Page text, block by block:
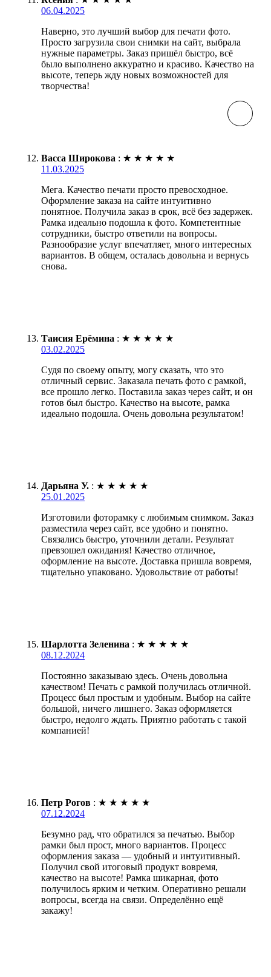
06.04.2025
Наверно, это лучший выбор для печати фото.
Просто загрузила свои снимки на сайт, выбрала
нужные параметры. Заказ пришёл быстро, всё
было выполнено аккуратно и красиво. Качество на
высоте, теперь жду новых возможностей для
творчества!
Васса Широкова : ★ ★ ★ ★ ★
11.03.2025
Мега. Качество печати просто превосходное.
Оформление заказа на сайте интуитивно
понятное. Получила заказ в срок, всё без задержек.
Рамка идеально подошла к фото. Компетентные
сотрудники, быстро ответили на вопросы.
Разнообразие услуг впечатляет, много интересных
вариантов. В общем, осталась довольна и вернусь
снова.
Таисия Ерёмина : ★ ★ ★ ★ ★
03.02.2025
Судя по своему опыту, могу сказать, что это
отличный сервис. Заказала печать фото с рамкой,
все прошло легко. Поставила заказ через сайт, и он
готов был быстро. Качество на высоте, рамка
идеально подошла. Очень довольна результатом!
Дарьяна У. : ★ ★ ★ ★ ★
25.01.2025
Изготовили фоторамку с любимым снимком. Заказ
разместила через сайт, все удобно и понятно.
Связались быстро, уточнили детали. Результат
превзошел ожидания! Качество отличное,
оформление на высоте. Доставка пришла вовремя,
тщательно упаковано. Удовольствие от работы!
Шарлотта Зеленина : ★ ★ ★ ★ ★
08.12.2024
Постоянно заказываю здесь. Очень довольна
качеством! Печать с рамкой получилась отличной.
Процесс был простым и удобным. Выбор на сайте
большой, ничего лишнего. Заказ оформляется
быстро, недолго ждать. Приятно работать с такой
компанией!
Петр Рогов : ★ ★ ★ ★ ★
07.12.2024
Безумно рад, что обратился за печатью. Выбор
рамки был прост, много вариантов. Процесс
оформления заказа — удобный и интуитивный.
Получил свой итоговый продукт вовремя,
качество на высоте! Рамка шикарная, фото
получилось ярким и четким. Оперативно решали
вопросы, всегда на связи. Определённо ещё
закажу!